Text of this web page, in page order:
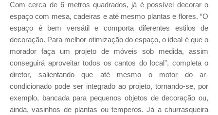
Com cerca de 6 metros quadrados, já é possível decorar o
espaço com mesa, cadeiras e até mesmo plantas e flores. “O
espaço é bem versátil e comporta diferentes estilos de
decoração. Para melhor otimização do espaço, o ideal é que o
morador faça um projeto de móveis sob medida, assim
conseguirá aproveitar todos os cantos do local”, completa o
diretor, salientando que até mesmo o motor do ar-
condicionado pode ser integrado ao projeto, tornando-se, por
exemplo, bancada para pequenos objetos de decoração ou,
ainda, vasinhos de plantas ou temperos. Já a churrasqueira